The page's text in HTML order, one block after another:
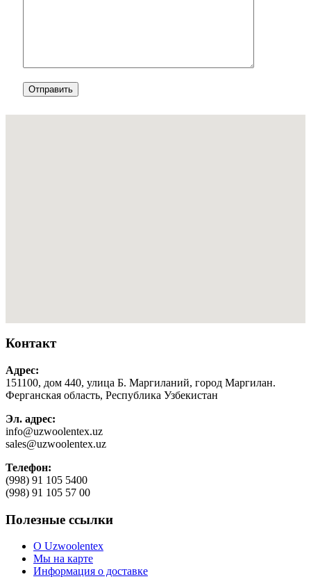
Контакт
Адрес:
151100, дом 440, улица Б. Маргиланий, город Маргилан.
Ферганская область, Республика Узбекистан
Эл. адрес:
info@uzwoolentex.uz
sales@uzwoolentex.uz
Телефон:
(998) 91 105 5400
(998) 91 105 57 00
Полезные ссылки
О Uzwoolentex
Мы на карте
Информация о доставке